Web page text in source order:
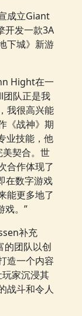
成立Giant
开发一款3A
下城》新游
Hight在一
团队正是我
我很高兴能
《战神》期
业技能，他
契合。世
合作体现了
在数字游戏
能更多地了
戏。”
补充
的团队以创
造一个内容
家沉浸其
战斗和令人